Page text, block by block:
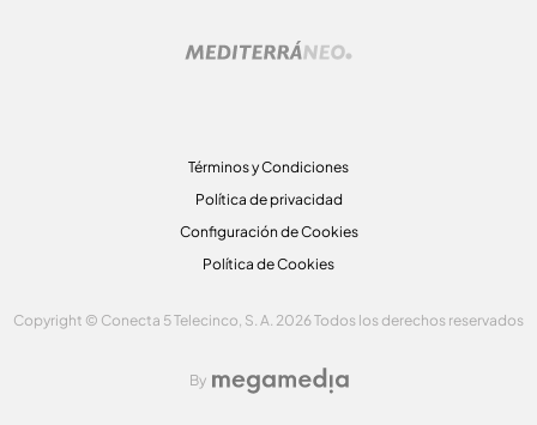
Términos y Condiciones
Política de privacidad
Configuración de Cookies
Política de Cookies
Copyright © Conecta 5 Telecinco, S. A. 2026 Todos los derechos reservados
By